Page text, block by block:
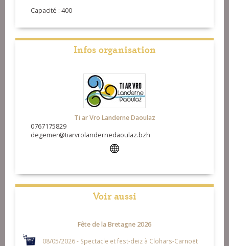
Capacité : 400
Infos organisation
Ti ar Vro Landerne Daoulaz
0767175829
degemer@tiarvrolandernedaoulaz.bzh
Voir aussi
Fête de la Bretagne 2026
08/05/2026 - Spectacle et fest-deiz à Clohars-Carnoët